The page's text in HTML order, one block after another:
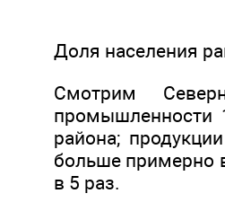
Доля населения
Смотрим
промышленности
района;
больше примерно
в 5 раз.